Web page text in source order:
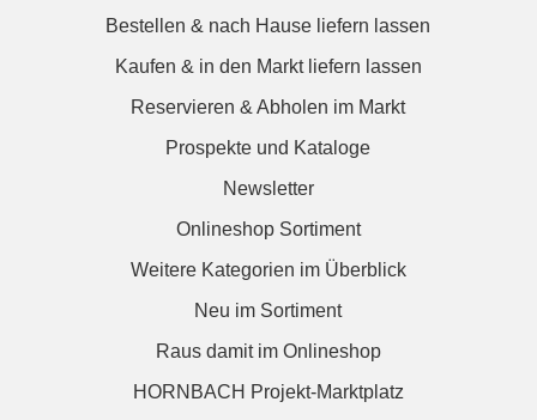
Bestellen & nach Hause liefern lassen
Kaufen & in den Markt liefern lassen
Reservieren & Abholen im Markt
Prospekte und Kataloge
Newsletter
Onlineshop Sortiment
Weitere Kategorien im Überblick
Neu im Sortiment
Raus damit im Onlineshop
HORNBACH Projekt-Marktplatz